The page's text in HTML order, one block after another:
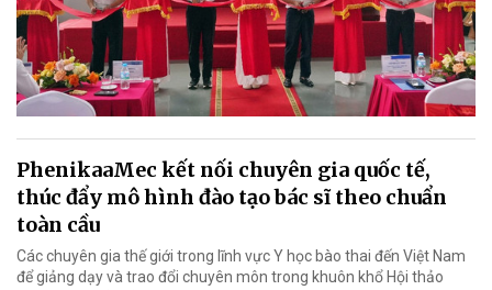
PhenikaaMec kết nối chuyên gia quốc tế,
thúc đẩy mô hình đào tạo bác sĩ theo chuẩn
toàn cầu
Các chuyên gia thế giới trong lĩnh vực Y học bào thai đến Việt Nam
để giảng dạy và trao đổi chuyên môn trong khuôn khổ Hội thảo